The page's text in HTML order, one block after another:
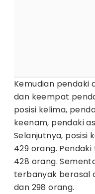
​Kemudian pendaki
dan keempat
posisi kelima,
keenam, pendaki
Selanjutnya, posisi
429 orang.
428 orang.
terbanyak berasal
dan 298 orang.